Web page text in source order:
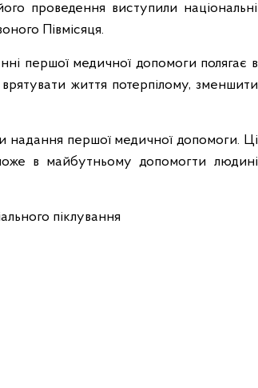
проведення виступили національні
Півмісяця.
першої медичної допомоги полягає в
життя потерпілому, зменшити
надання першої медичної допомоги. Ці
в майбутньому допомогти людині